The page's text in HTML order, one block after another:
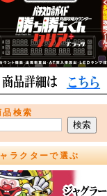
品検索
ラクターで選ぶ